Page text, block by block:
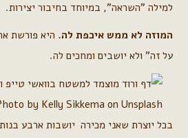
למילה "השראה", במיוחד בחיבור יצירות.
המוזה לא ממש איכפת לה. היא פורשת
על זה" ולא יושבים ומחכים לה.
by Kelly Sikkema on Unsplash
בכל יוצרת שאני מכירה יושבות ארבע